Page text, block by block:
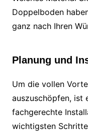
Doppelboden
ganz nach Ihren
Planung und
Um die vollen
auszuschöpfen, ist
fachgerechte
wichtigsten